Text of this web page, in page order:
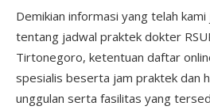
Demikian informasi yang telah
tentang jadwal praktek dokter
Tirtonegoro, ketentuan daftar
spesialis beserta jam praktek dan
unggulan serta fasilitas yang